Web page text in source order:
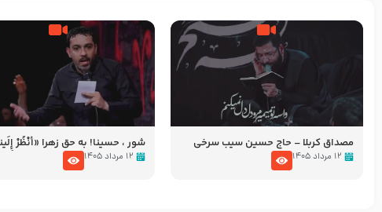
مصداق کربلا – حاج حسین سیب سرخی
۱۲ مرداد ۱۴۰۵
شور ، حسینا! به‌ حق زهرا «أُنْظُرْ
عزاداری شب هفتم ماه محرّم 1405
۱۲ مرداد ۱۴۰۵